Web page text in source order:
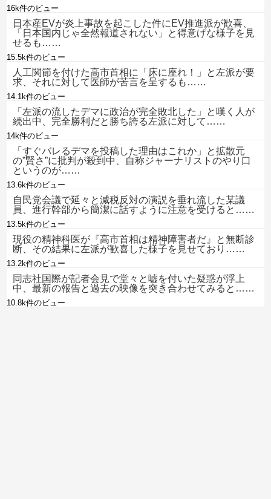
16k件のビュー
日本産EVが炎上事故を起こした件にEV推進派が歓喜、
「日本国内じゃ全然報道されない」と得意げな様子を見
せるも……
15.5k件のビュー
人工関節を付けた高市首相に「床に座れ！」と左派が要
求、それに対して医師が苦言を呈するも……
14.1k件のビュー
「左派の流したデマに政治が完全敗北した」と嘆く人が
続出中、完全勝利だと勝ち誇る左派に対して……
14k件のビュー
「すぐバレるデマを投稿した理由はこれか」と拡散元
の”賢さ”に批判が殺到中、自称ジャーナリストのやり口
というのが……
13.6k件のビュー
自民党会議で延々と減税反対の演説を垂れ流した某議
員、進行幹部から簡潔に話すように注意を受けると……
13.5k件のビュー
現役の精神科医が『高市首相は精神障害者だ』と無断診
断、その結果に左派が歓喜した様子を見せており……
13.2k件のビュー
同志社国際が記者会見で堂々と嘘を付いた疑惑が浮上
中、最新の報告と過去の映像を突き合わせてみると……
10.8k件のビュー